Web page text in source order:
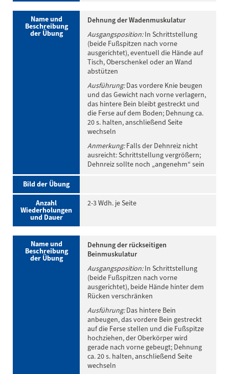
Name und
Beschreibung
der Übung
Dehnung der Wadenmuskulatur
Ausgangsposition:In Schrittstellung
(beide Fußspitzen nach vorne
ausgerichtet), eventuell die Hände auf
Tisch, Oberschenkel oder an Wand
abstützen
Ausführung:Das vordere Knie beugen
und das Gewicht nach vorne verlagern,
das hintere Bein bleibt gestreckt und
die Ferse auf dem Boden; Dehnung ca.
20 s. halten, anschließend Seite
wechseln
Anmerkung:Falls der Dehnreiz nicht
ausreicht: Schrittstellung vergrößern;
Dehnreiz sollte noch „angenehm“ sein
Bild der Übung
Anzahl
Wiederholungen
und Dauer
2-3 Wdh. je Seite
Name und
Beschreibung
der Übung
Dehnung der rückseitigen
Beinmuskulatur
Ausgangsposition:In Schrittstellung
(beide Fußspitzen nach vorne
ausgerichtet), beide Hände hinter dem
Rücken verschränken
Ausführung:Das hintere Bein
anbeugen, das vordere Bein gestreckt
auf die Ferse stellen und die Fußspitze
hochziehen, der Oberkörper wird
gerade nach vorne gebeugt; Dehnung
ca. 20 s. halten, anschließend Seite
wechseln